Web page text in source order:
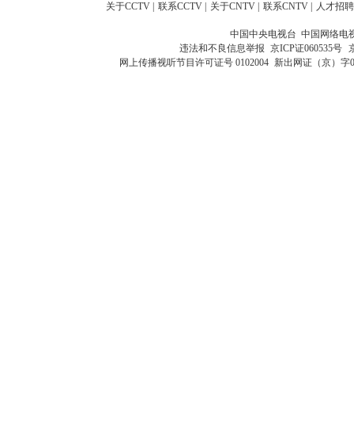
关于CCTV 联系CCTV 关于CNTV 联系CNTV 人才招聘
中国中央电视台 中国网络电
违法和不良信息举报 京ICP证060535号
网上传播视听节目许可证号 0102004 新出网证（京）